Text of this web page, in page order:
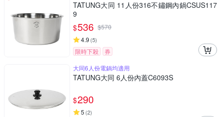
TATUNG大同 11人份316不鏽鋼內鍋CSUS117
9
$536 $570
4.9 (5)
限時下殺
券
大同6人份電鍋均適用
TATUNG大同 6人份內蓋C6093S
$290
5 (2)